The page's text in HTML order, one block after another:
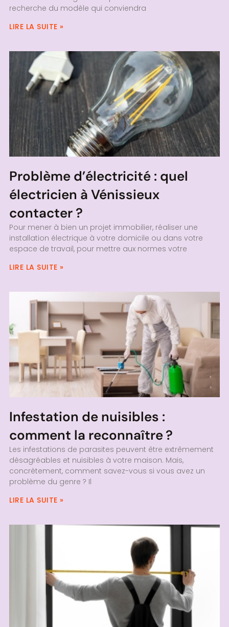
recherche du modèle qui conviendra
LIRE LA SUITE »
Problème d’électricité : quel
électricien à Vénissieux
contacter ?
Pour mener à bien un projet immobilier, réaliser une
installation électrique à votre domicile ou dans votre
espace de travail, pour mettre aux normes votre
LIRE LA SUITE »
Infestation de nuisibles :
comment la reconnaître ?
Les infestations de parasites peuvent être extrêmement
désagréables et nuisibles à votre maison. Mais,
concrètement, comment savez-vous si vous avez un
problème du genre ? Il
LIRE LA SUITE »